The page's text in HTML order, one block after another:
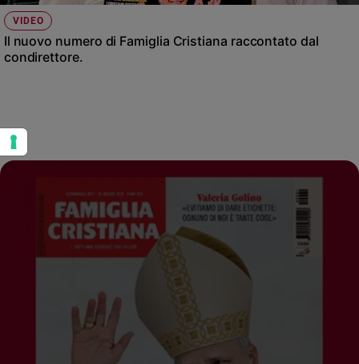
VIDEO
Il nuovo numero di Famiglia Cristiana raccontato dal
condirettore.